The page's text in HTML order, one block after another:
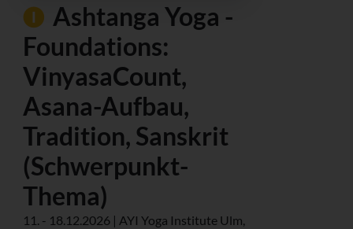
Ashtanga Yoga -
Foundations:
VinyasaCount,
Asana-Aufbau,
Tradition, Sanskrit
(Schwerpunkt-
Thema)
11. - 18.12.2026 | AYI Yoga Institute Ulm,